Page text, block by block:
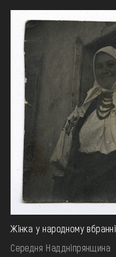
Жінка у народному вбранні
Середня Наддніпрянщина